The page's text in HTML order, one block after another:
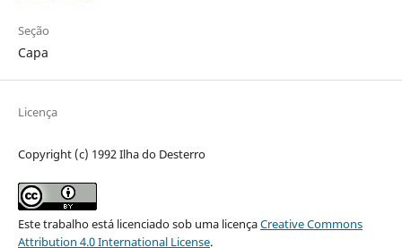
Seção
Capa
Licença
Copyright (c) 1992 Ilha do Desterro
Este trabalho está licenciado sob uma licençaCreative Commons
Attribution 4.0 International License.